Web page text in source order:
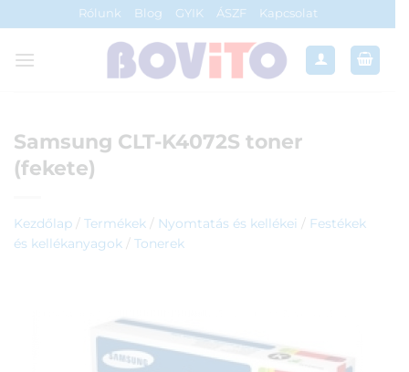
to
content
Rólunk Blog GYIK ÁSZF Kapcsolat
Samsung CLT-K4072S toner
(fekete)
Kezdőlap / Termékek / Nyomtatás és kellékei / Festékek
és kellékanyagok / Tonerek